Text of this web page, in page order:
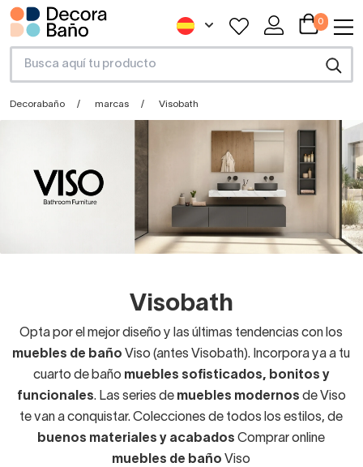
0
Decorabaño marcas Visobath
Visobath
Opta por el mejor diseño y las últimas tendencias con los
muebles de baño Viso (antes Visobath). Incorpora ya a tu
cuarto de baño muebles sofisticados, bonitos y
funcionales. Las series de muebles modernos de Viso
te van a conquistar. Colecciones de todos los estilos, de
buenos materiales y acabados Comprar online
muebles de baño Viso